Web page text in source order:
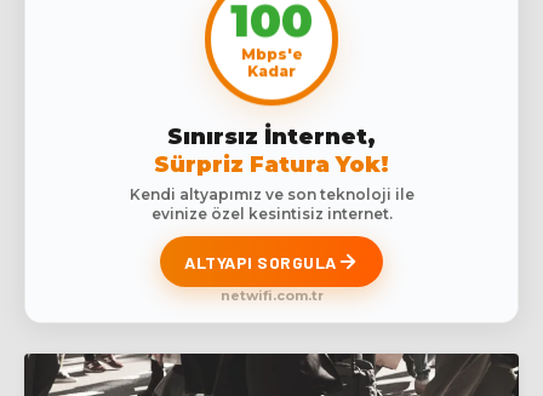
100
Mbps'e
Kadar
Sınırsız İnternet,
Sürpriz Fatura Yok!
Kendi altyapımız ve son teknoloji ile
evinize özel kesintisiz internet.
ALTYAPI SORGULA
netwifi.com.tr